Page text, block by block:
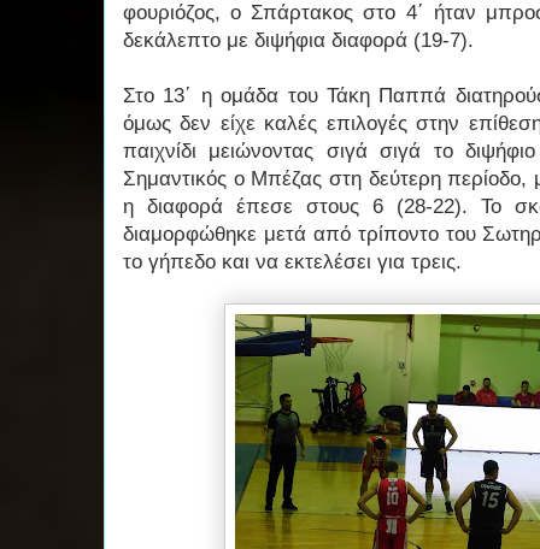
φουριόζος, ο Σπάρτακος στο 4΄ ήταν
δεκάλεπτο με διψήφια διαφορά (19-7).
Στο 13΄ η ομάδα του Τάκη Παππά
όμως δεν είχε καλές επιλογές στην
παιχνίδι μειώνοντας σιγά σιγά το
Σημαντικός ο Μπέζας στη δεύτερη περίοδο,
η διαφορά έπεσε στους 6 (28-22). Το
διαμορφώθηκε μετά από τρίποντο του
το γήπεδο και να εκτελέσει για τρεις.